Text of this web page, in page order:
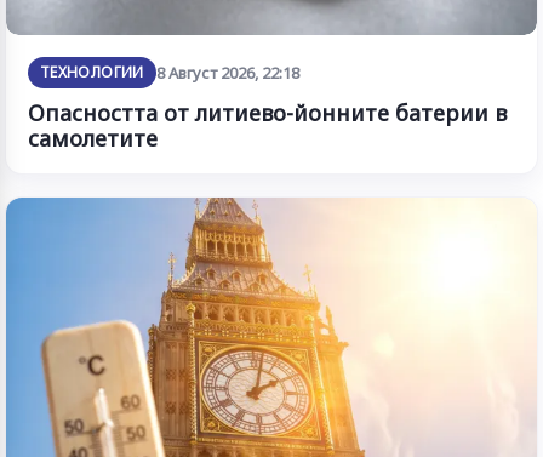
ТЕХНОЛОГИИ 8 Август 2026, 22:18
Опасността от литиево-йонните батерии в
самолетите